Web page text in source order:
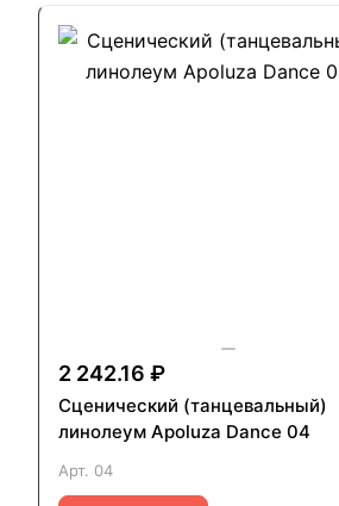
2 242.16 ₽
Сценический (танцевальный)
линолеум Apoluza Dance 04
Арт. 04